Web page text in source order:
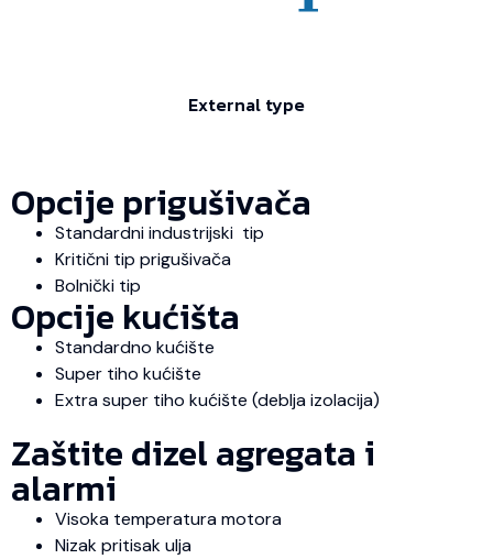
External type
Opcije prigušivača
Standardni industrijski tip
Kritični tip prigušivača
Bolnički tip
Opcije kućišta
Standardno kućište
Super tiho kućište
Extra super tiho kućište (deblja izolacija)
Zaštite dizel agregata i
alarmi
Visoka temperatura motora
Nizak pritisak ulja